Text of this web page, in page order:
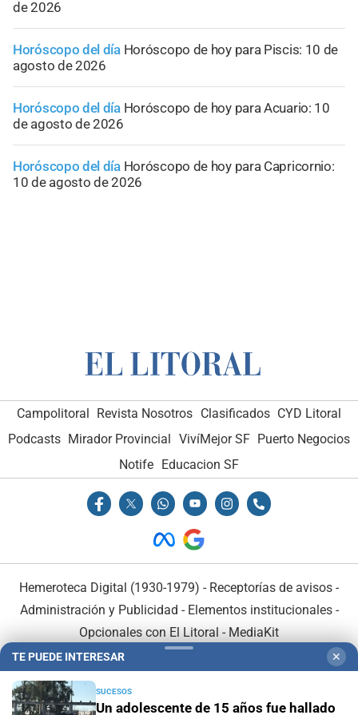
de 2026
Horóscopo del día Horóscopo de hoy para Piscis: 10 de
agosto de 2026
Horóscopo del día Horóscopo de hoy para Acuario: 10
de agosto de 2026
Horóscopo del día Horóscopo de hoy para Capricornio:
10 de agosto de 2026
Campolitoral Revista Nosotros Clasificados CYD Litoral
Podcasts Mirador Provincial VivíMejor SF Puerto Negocios
Notife
Educacion SF
Hemeroteca Digital (1930-1979) - Receptorías de avisos -
Administración y Publicidad - Elementos institucionales-
Opcionales con El Litoral - MediaKit
TE PUEDE INTERESAR ✕
SUCESOS
Un adolescente de 15 años fue hallado